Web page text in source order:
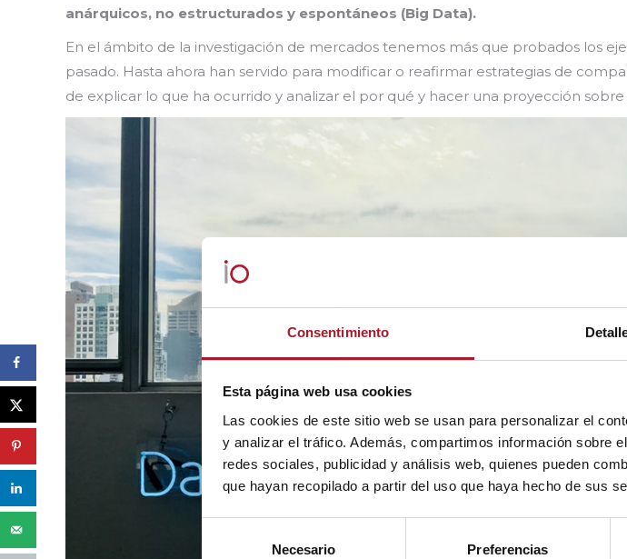
Consentimiento
Esta página web usa cookies
Las cookies de este sitio web se usan para personalizar el
y analizar el tráfico. Además, compartimos información sobre
redes sociales, publicidad y análisis web, quienes pueden
que hayan recopilado a partir del uso que haya hecho de sus
Necesario Preferencias
anárquicos, no estructurados y espontáneos (Big Data).
En el ámbito de la investigación de mercados tenemos más que probados los
pasado. Hasta ahora han servido para modificar o reafirmar estrategias de
de explicar lo que ha ocurrido y analizar el por qué y hacer una proyección